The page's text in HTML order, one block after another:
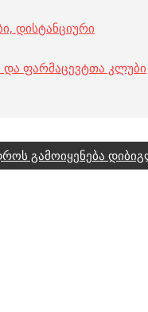
დისტანციური
და ფარმაცევტთა კლუბი
გამოიყენება